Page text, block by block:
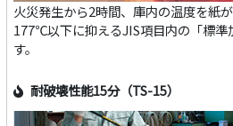
火災発生から2時間、庫内の温度を紙
177℃以下に抑えるJIS項目内の「標準
す。
耐破壊性能15分（TS-15）